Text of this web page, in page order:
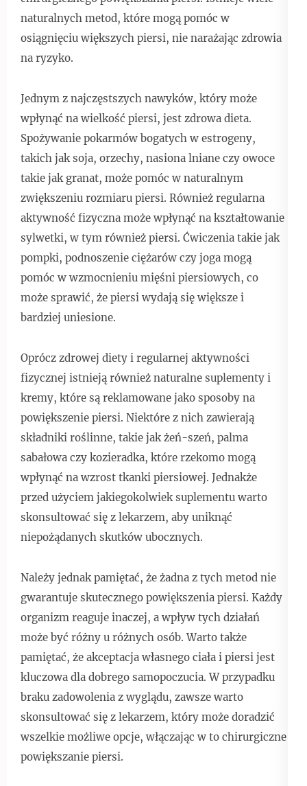
naturalnych metod, które mogą pomóc w
osiągnięciu większych piersi, nie narażając zdrowia
na ryzyko.
Jednym z najczęstszych nawyków, który może
wpłynąć na wielkość piersi, jest zdrowa dieta.
Spożywanie pokarmów bogatych w estrogeny,
takich jak soja, orzechy, nasiona lniane czy owoce
takie jak granat, może pomóc w naturalnym
zwiększeniu rozmiaru piersi. Również regularna
aktywność fizyczna może wpłynąć na kształtowanie
sylwetki, w tym również piersi. Ćwiczenia takie jak
pompki, podnoszenie ciężarów czy joga mogą
pomóc w wzmocnieniu mięśni piersiowych, co
może sprawić, że piersi wydają się większe i
bardziej uniesione.
Oprócz zdrowej diety i regularnej aktywności
fizycznej istnieją również naturalne suplementy i
kremy, które są reklamowane jako sposoby na
powiększenie piersi. Niektóre z nich zawierają
składniki roślinne, takie jak żeń-szeń, palma
sabałowa czy kozieradka, które rzekomo mogą
wpłynąć na wzrost tkanki piersiowej. Jednakże
przed użyciem jakiegokolwiek suplementu warto
skonsultować się z lekarzem, aby uniknąć
niepożądanych skutków ubocznych.
Należy jednak pamiętać, że żadna z tych metod nie
gwarantuje skutecznego powiększenia piersi. Każdy
organizm reaguje inaczej, a wpływ tych działań
może być różny u różnych osób. Warto także
pamiętać, że akceptacja własnego ciała i piersi jest
kluczowa dla dobrego samopoczucia. W przypadku
braku zadowolenia z wyglądu, zawsze warto
skonsultować się z lekarzem, który może doradzić
wszelkie możliwe opcje, włączając w to chirurgiczne
powiększanie piersi.